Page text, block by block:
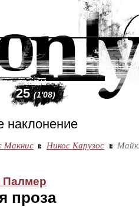
25(1'08)
наклонение
Макнис Никос Карузос
Палмер
проза